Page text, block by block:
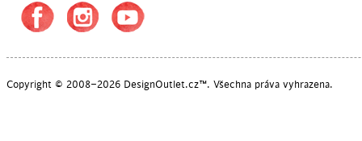
Copyright © 2008–2026 DesignOutlet.cz™. Všechna práva vyhrazena.